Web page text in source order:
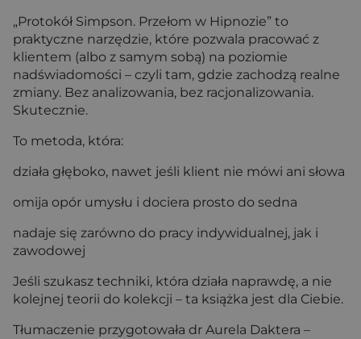
„Protokół Simpson. Przełom w Hipnozie” to
praktyczne narzędzie, które pozwala pracować z
klientem (albo z samym sobą) na poziomie
nadświadomości – czyli tam, gdzie zachodzą realne
zmiany. Bez analizowania, bez racjonalizowania.
Skutecznie.
To metoda, która:
działa głęboko, nawet jeśli klient nie mówi ani słowa
omija opór umysłu i dociera prosto do sedna
nadaje się zarówno do pracy indywidualnej, jak i
zawodowej
Jeśli szukasz techniki, która działa naprawdę, a nie
kolejnej teorii do kolekcji – ta książka jest dla Ciebie.
Tłumaczenie przygotowała dr Aurela Daktera –